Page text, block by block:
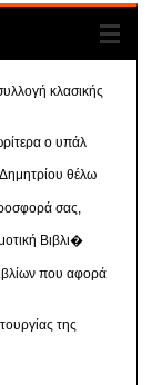
κλασικής
ο υπάλ
θέλω
σας,
Βιβλι�
που αφορά
της